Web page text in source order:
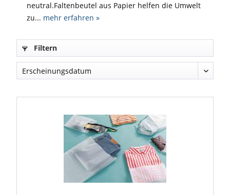
neutral.Faltenbeutel aus Papier helfen die Umwelt
zu... mehr erfahren »
Filtern